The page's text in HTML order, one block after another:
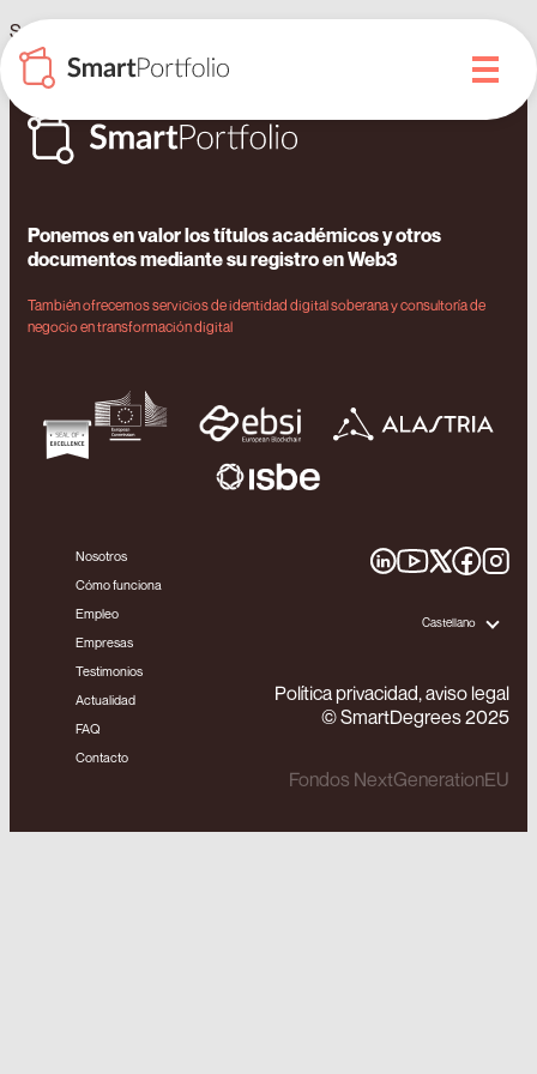
SmartDegrees obtiene el Sello de Excelencia de la Comisión
Europea
Ponemos en valor los títulos académicos y otros
documentos mediante su registro en Web3
También ofrecemos servicios de identidad digital soberana y consultoría de
negocio en transformación digital
Nosotros
Cómo funciona
Empleo
Empresas
Testimonios
Actualidad
FAQ
Contacto
Castellano
Política privacidad, aviso legal
© SmartDegrees 2025
Fondos NextGenerationEU